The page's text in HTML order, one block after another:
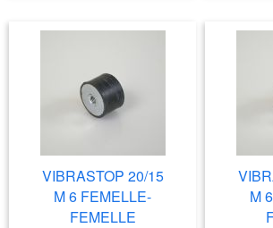
VIBRASTOP 20/15
M 6 FEMELLE-
FEMELLE
M